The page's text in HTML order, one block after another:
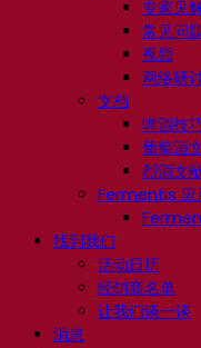
专家见
常见问
视频
网络研
文档
啤酒技
葡萄酒
烈酒文
Fermentis 应
找到我们
活动日历
经销商名单
让我们谈一谈
消息